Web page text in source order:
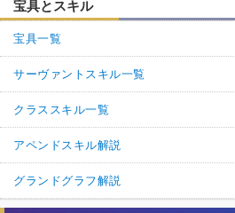
宝具とスキル
宝具一覧
サーヴァントスキル一覧
クラススキル一覧
アペンドスキル解説
グランドグラフ解説